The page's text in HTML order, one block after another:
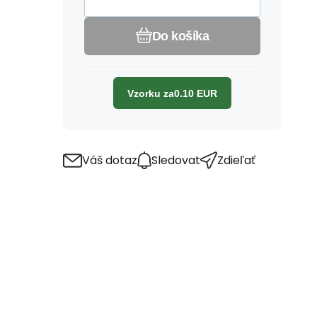
Do košíka
Vzorku za0.10 EUR
Váš dotaz Sledovat Zdieľať